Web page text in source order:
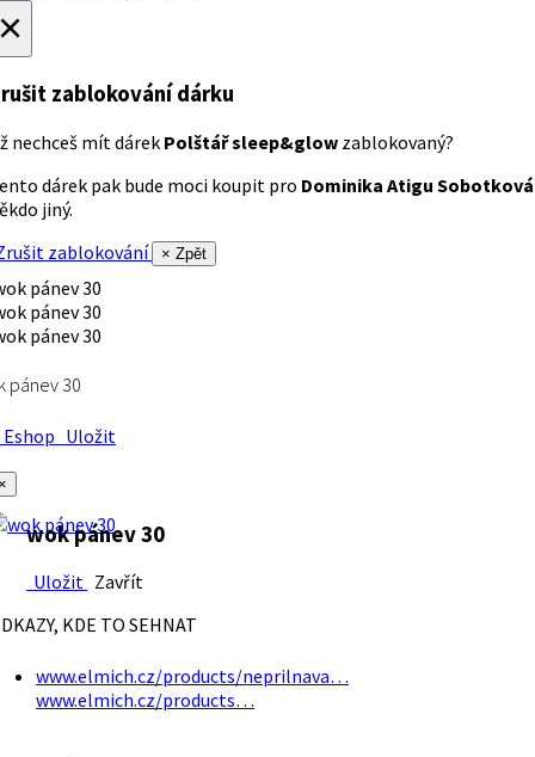
zablokování dárku
nechceš mít dárek Polštář sleep&glow zablokovaný?
dárek pak bude moci koupit pro Dominika Atigu Sobotková
jiný.
zablokování
× Zpět
pánev 30
Uložit
wok pánev 30
Uložit Zavřít
KDE TO SEHNAT
www.elmich.cz/products/neprilnava…
www.elmich.cz/products…